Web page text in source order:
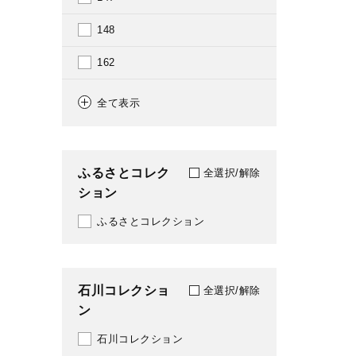
2020
2022
2024
148
162
164
209
210
237
全て表示
ふるさとコレク
ション
全選択/解除
ふるさとコレクション
石川コレクショ
ン
全選択/解除
石川コレクション